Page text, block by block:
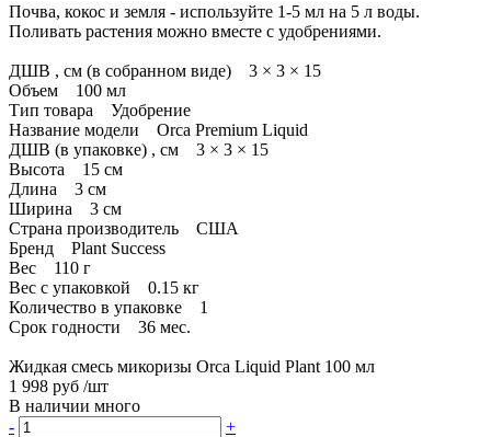
Почва, кокос и земля - используйте 1-5 мл на 5 л воды.
Поливать растения можно вместе с удобрениями.
ДШВ , см (в собранном виде) 3 × 3 × 15
Объем 100 мл
Тип товара Удобрение
Название модели Orca Premium Liquid
ДШВ (в упаковке) , см 3 × 3 × 15
Высота 15 см
Длина 3 см
Ширина 3 см
Страна производитель США
Бренд Plant Success
Вес 110 г
Вес с упаковкой 0.15 кг
Количество в упаковке 1
Срок годности 36 мес.
Жидкая смесь микоризы Orca Liquid Plant 100 мл
1 998 руб /шт
В наличии много
-
+